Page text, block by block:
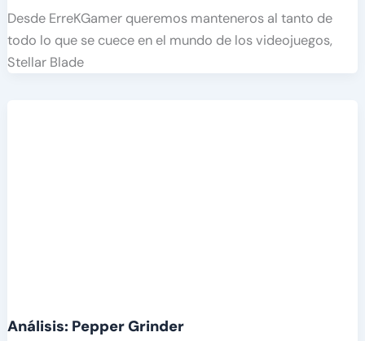
Desde ErreKGamer queremos manteneros al tanto de
todo lo que se cuece en el mundo de los videojuegos,
Stellar Blade
Análisis: Pepper Grinder